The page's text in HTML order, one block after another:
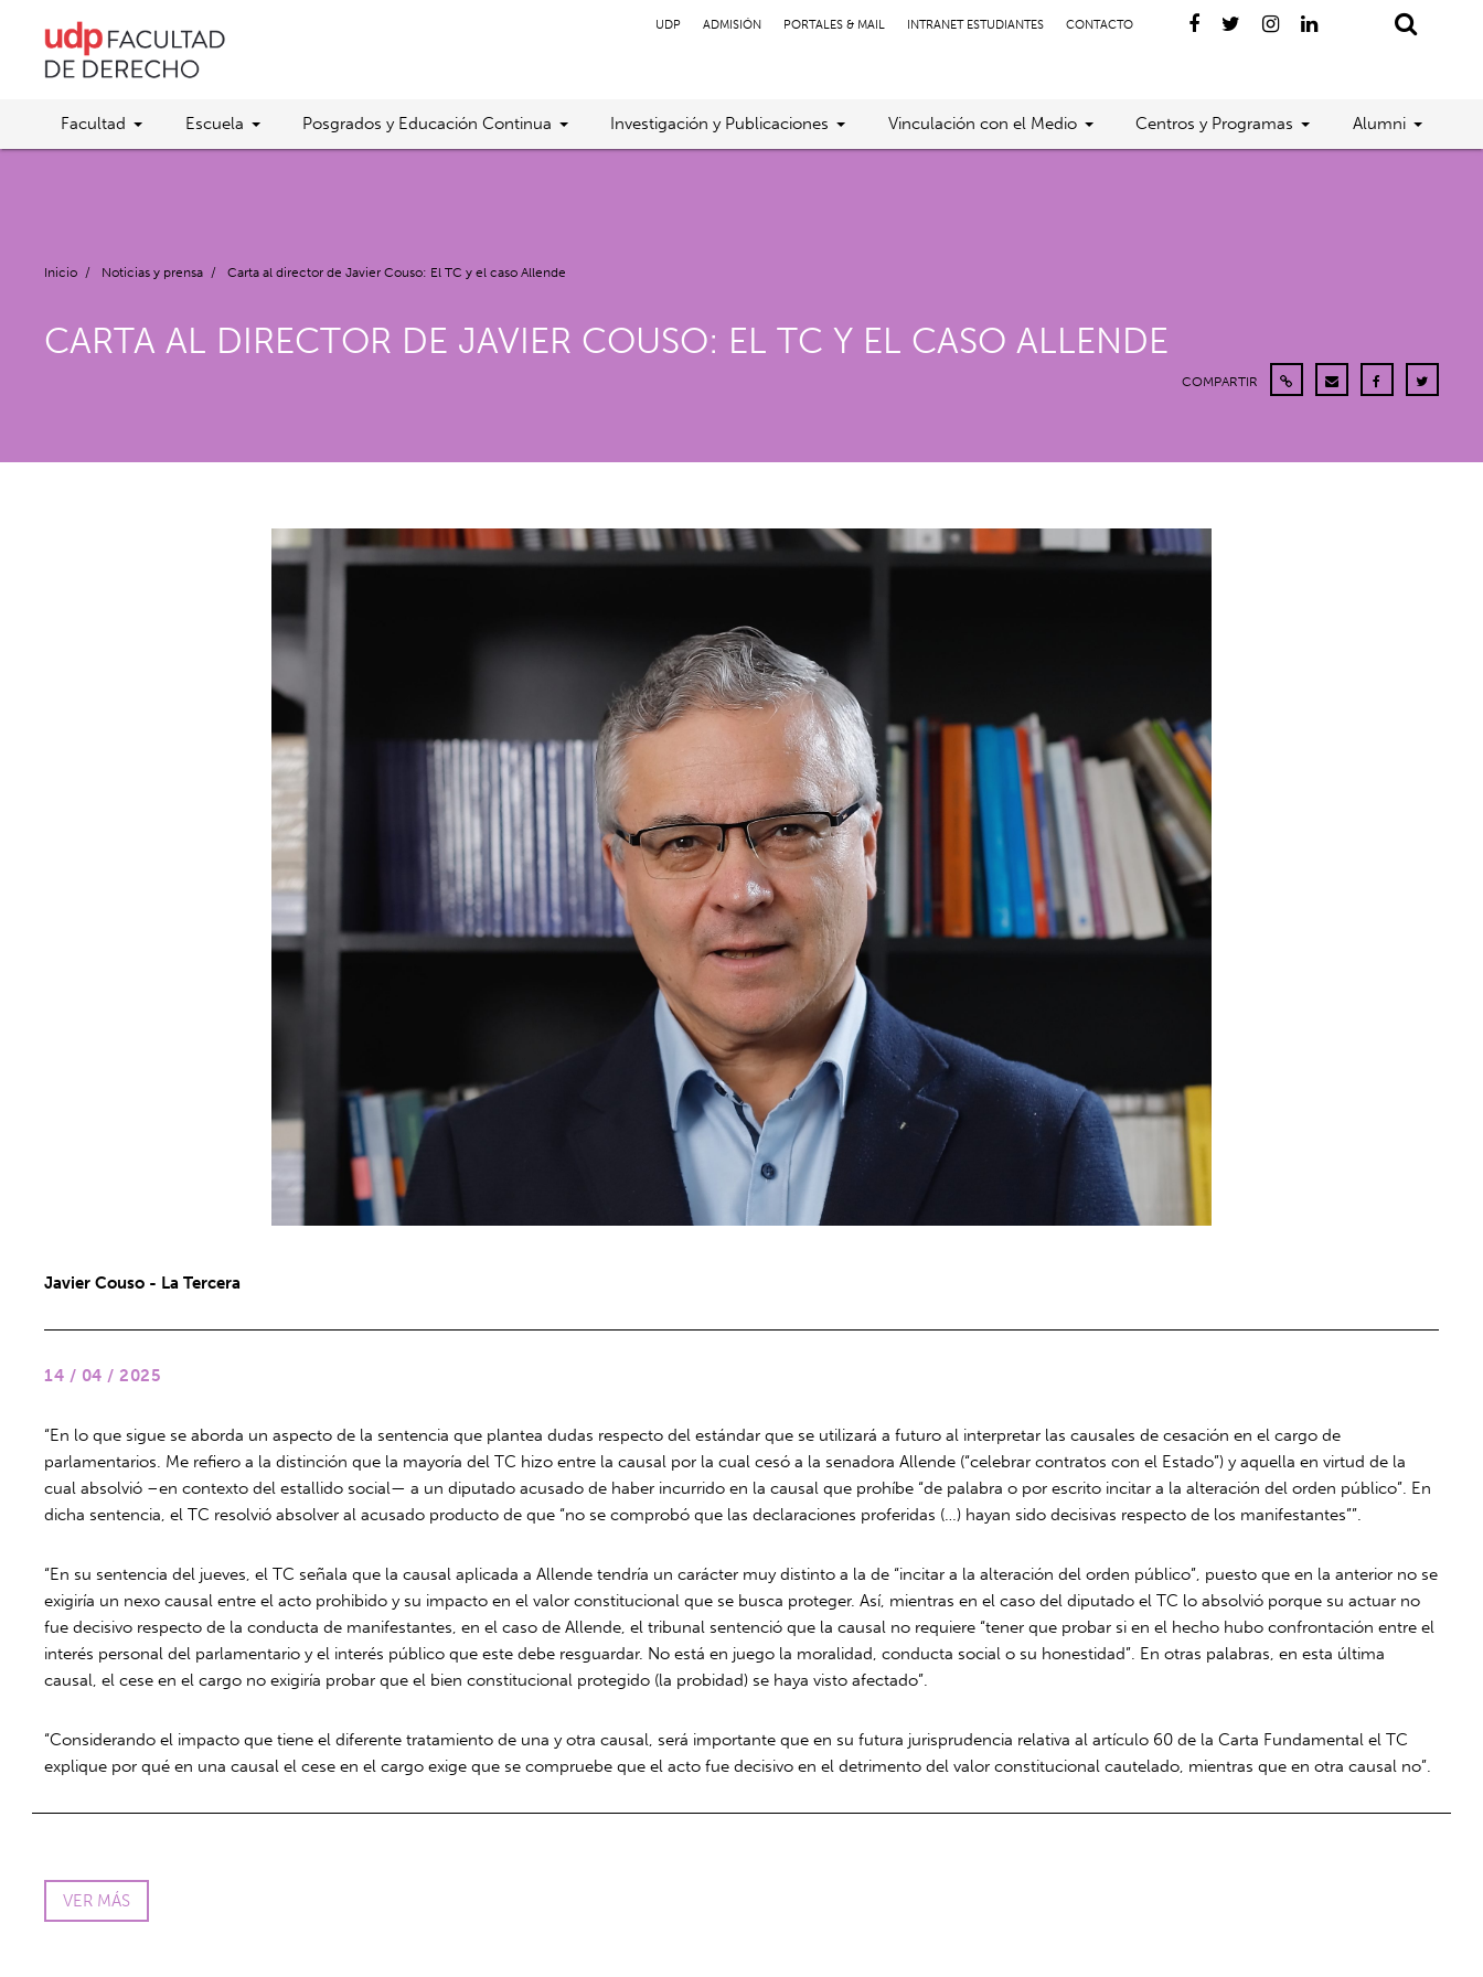
UDP ADMISIÓN PORTALES & MAIL INTRANET ESTUDIANTES CONTACTO
Facultad Escuela Posgrados y Educación Continua Investigación y Publicaciones Vinculación con el Medio Centros y Programas Alumni
Inicio / Noticias y prensa / Carta al director de Javier Couso: El TC y el caso Allende
CARTA AL DIRECTOR DE JAVIER COUSO: EL TC Y EL CASO ALLENDE
COMPARTIR
Javier Couso - La Tercera
14 / 04 / 2025
“En lo que sigue se aborda un aspecto de la sentencia que plantea dudas respecto del estándar que se utilizará a futuro al interpretar las causales de cesación en el cargo de
parlamentarios. Me refiero a la distinción que la mayoría del TC hizo entre la causal por la cual cesó a la senadora Allende (“celebrar contratos con el Estado”) y aquella en virtud de la
cual absolvió –en contexto del estallido social— a un diputado acusado de haber incurrido en la causal que prohíbe “de palabra o por escrito incitar a la alteración del orden público”. En
dicha sentencia, el TC resolvió absolver al acusado producto de que “no se comprobó que las declaraciones proferidas (…) hayan sido decisivas respecto de los manifestantes””.
“En su sentencia del jueves, el TC señala que la causal aplicada a Allende tendría un carácter muy distinto a la de “incitar a la alteración del orden público”, puesto que en la anterior no se
exigiría un nexo causal entre el acto prohibido y su impacto en el valor constitucional que se busca proteger. Así, mientras en el caso del diputado el TC lo absolvió porque su actuar no
fue decisivo respecto de la conducta de manifestantes, en el caso de Allende, el tribunal sentenció que la causal no requiere “tener que probar si en el hecho hubo confrontación entre el
interés personal del parlamentario y el interés público que este debe resguardar. No está en juego la moralidad, conducta social o su honestidad”. En otras palabras, en esta última
causal, el cese en el cargo no exigiría probar que el bien constitucional protegido (la probidad) se haya visto afectado”.
“Considerando el impacto que tiene el diferente tratamiento de una y otra causal, será importante que en su futura jurisprudencia relativa al artículo 60 de la Carta Fundamental el TC
explique por qué en una causal el cese en el cargo exige que se compruebe que el acto fue decisivo en el detrimento del valor constitucional cautelado, mientras que en otra causal no”.
VER MÁS